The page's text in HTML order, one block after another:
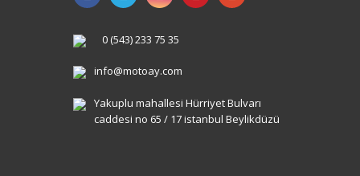
0 (543) 233 75 35
info@motoay.com
Yakuplu mahallesi Hürriyet Bulvarı
caddesi no 65 / 17 istanbul Beylikdüzü